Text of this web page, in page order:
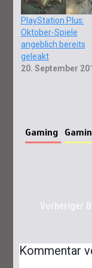
PlayStation Plus:
Oktober-Spiele
angeblich bereits
geleakt
20. September
Gaming
Vorheriger
Kommentar